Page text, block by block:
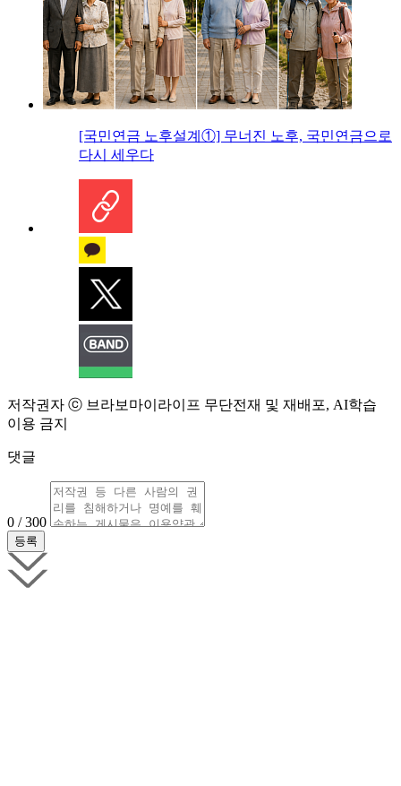
[국민연금 노후설계①] 무너진 노후, 국민연금으로
다시 세우다
저작권자 ⓒ 브라보마이라이프 무단전재 및 재배포, AI학습
이용 금지
댓글
0 / 300